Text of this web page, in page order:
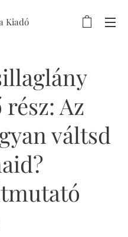
Kiadó
Az
váltsd